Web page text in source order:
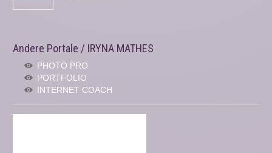
Andere Portale / IRYNA MATHES
PHOTO PRO
PORTFOLIO
INTERNET COACH